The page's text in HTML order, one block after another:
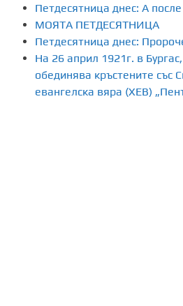
Петдесятница днес: А
МОЯТА ПЕТДЕСЯТНИЦА
Петдесятница днес:
На 26 април 1921г. в
обединява кръстените със
евангелска вяра (ХЕВ)